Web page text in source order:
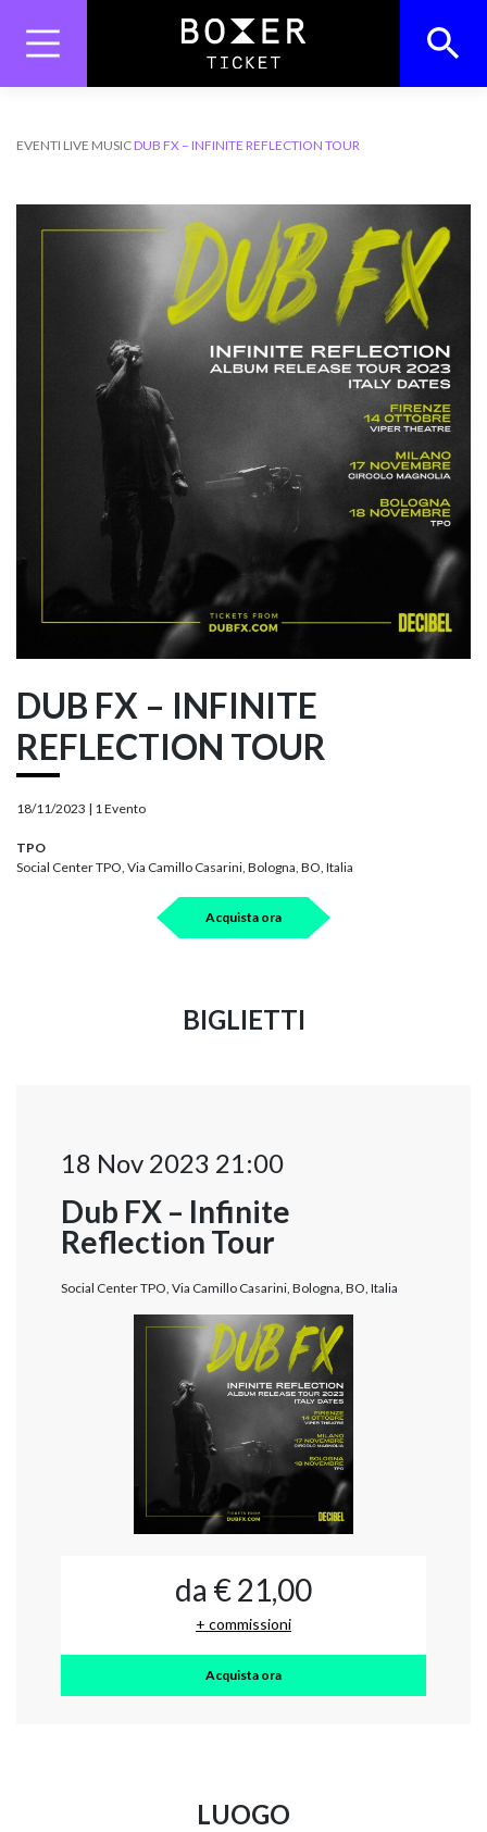
content
EVENTI LIVE MUSIC DUB FX – INFINITE REFLECTION TOUR
DUB FX – INFINITE
REFLECTION TOUR
18/11/2023 | 1 Evento
TPO
Social Center TPO, Via Camillo Casarini, Bologna, BO, Italia
Acquista ora
BIGLIETTI
18 Nov 2023 21:00
Dub FX – Infinite
Reflection Tour
Social Center TPO, Via Camillo Casarini, Bologna, BO, Italia
da € 21,00
+ commissioni
Acquista ora
LUOGO